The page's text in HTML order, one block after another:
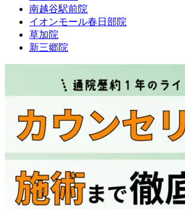
南越谷駅前院
イオンモール春日部院
草加院
新三郷院